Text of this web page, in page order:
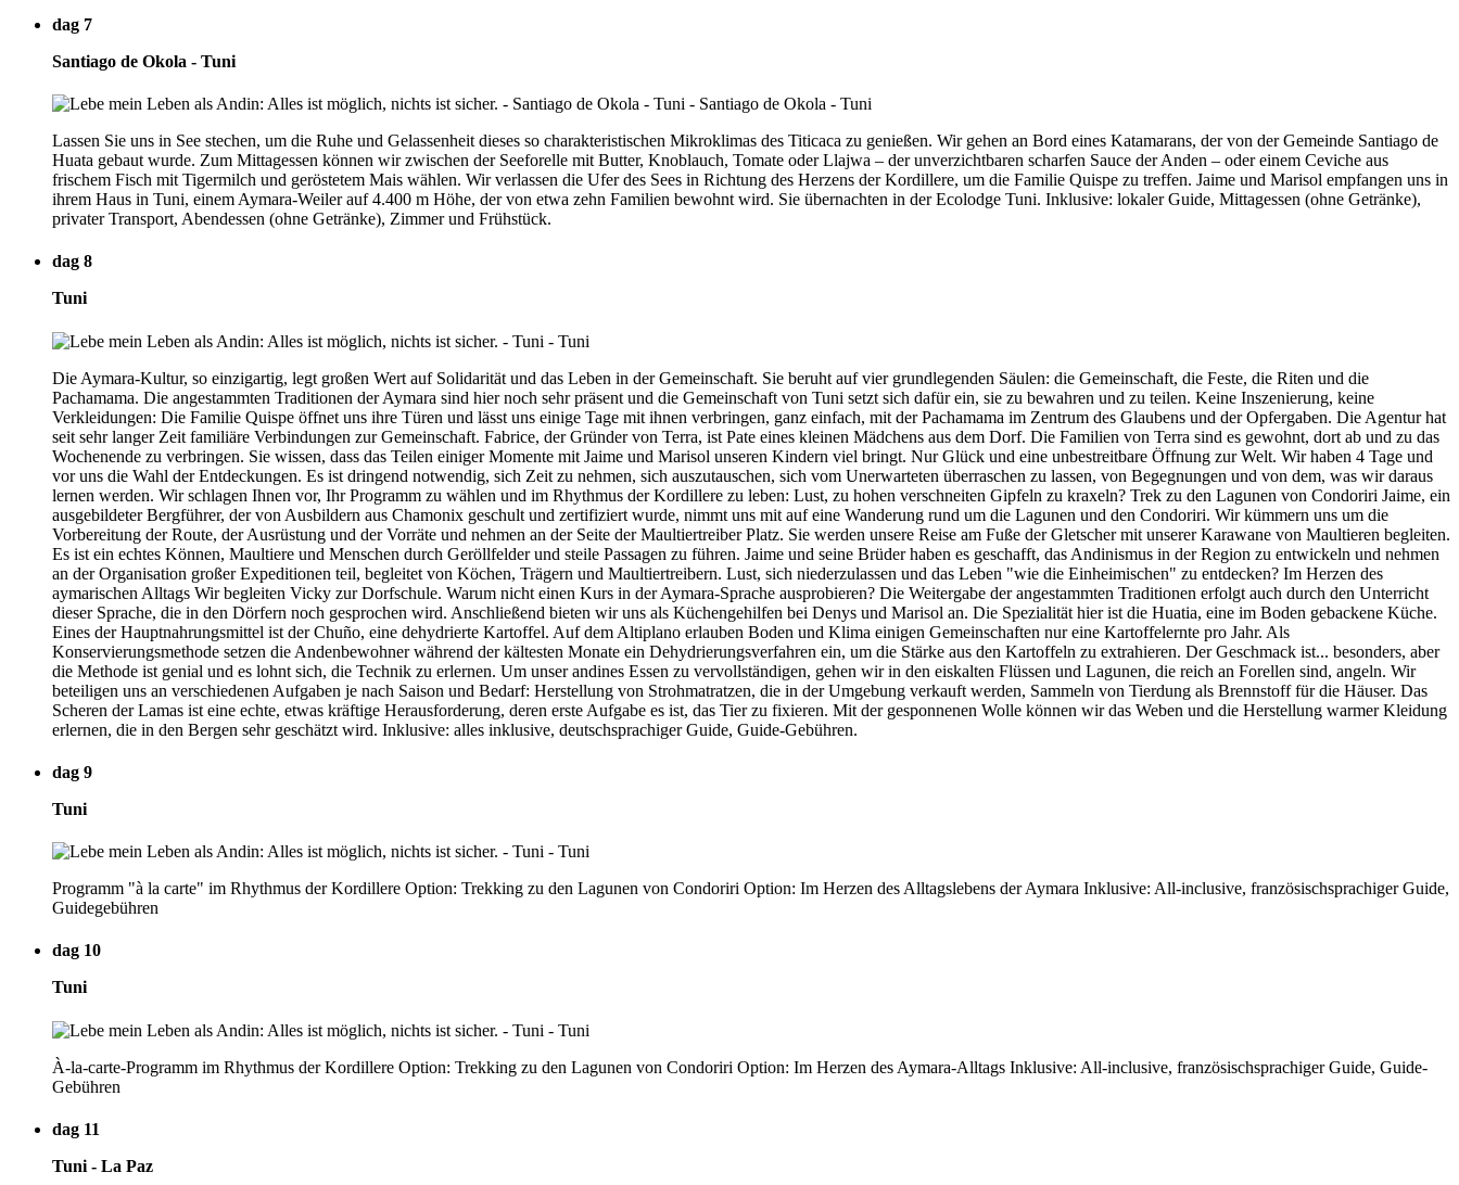
dag 7
Santiago de Okola - Tuni
Lassen Sie uns in See stechen, um die Ruhe und Gelassenheit dieses so charakteristischen Mikroklimas des Titicaca zu genießen. Wir gehen an Bord eines Katamarans, der von der Gemeinde Santiago de
Huata gebaut wurde. Zum Mittagessen können wir zwischen der Seeforelle mit Butter, Knoblauch, Tomate oder Llajwa – der unverzichtbaren scharfen Sauce der Anden – oder einem Ceviche aus
frischem Fisch mit Tigermilch und geröstetem Mais wählen. Wir verlassen die Ufer des Sees in Richtung des Herzens der Kordillere, um die Familie Quispe zu treffen. Jaime und Marisol empfangen uns in
ihrem Haus in Tuni, einem Aymara-Weiler auf 4.400 m Höhe, der von etwa zehn Familien bewohnt wird. Sie übernachten in der Ecolodge Tuni. Inklusive: lokaler Guide, Mittagessen (ohne Getränke),
privater Transport, Abendessen (ohne Getränke), Zimmer und Frühstück.
dag 8
Tuni
Die Aymara-Kultur, so einzigartig, legt großen Wert auf Solidarität und das Leben in der Gemeinschaft. Sie beruht auf vier grundlegenden Säulen: die Gemeinschaft, die Feste, die Riten und die
Pachamama. Die angestammten Traditionen der Aymara sind hier noch sehr präsent und die Gemeinschaft von Tuni setzt sich dafür ein, sie zu bewahren und zu teilen. Keine Inszenierung, keine
Verkleidungen: Die Familie Quispe öffnet uns ihre Türen und lässt uns einige Tage mit ihnen verbringen, ganz einfach, mit der Pachamama im Zentrum des Glaubens und der Opfergaben. Die Agentur hat
seit sehr langer Zeit familiäre Verbindungen zur Gemeinschaft. Fabrice, der Gründer von Terra, ist Pate eines kleinen Mädchens aus dem Dorf. Die Familien von Terra sind es gewohnt, dort ab und zu das
Wochenende zu verbringen. Sie wissen, dass das Teilen einiger Momente mit Jaime und Marisol unseren Kindern viel bringt. Nur Glück und eine unbestreitbare Öffnung zur Welt. Wir haben 4 Tage und
vor uns die Wahl der Entdeckungen. Es ist dringend notwendig, sich Zeit zu nehmen, sich auszutauschen, sich vom Unerwarteten überraschen zu lassen, von Begegnungen und von dem, was wir daraus
lernen werden. Wir schlagen Ihnen vor, Ihr Programm zu wählen und im Rhythmus der Kordillere zu leben: Lust, zu hohen verschneiten Gipfeln zu kraxeln? Trek zu den Lagunen von Condoriri Jaime, ein
ausgebildeter Bergführer, der von Ausbildern aus Chamonix geschult und zertifiziert wurde, nimmt uns mit auf eine Wanderung rund um die Lagunen und den Condoriri. Wir kümmern uns um die
Vorbereitung der Route, der Ausrüstung und der Vorräte und nehmen an der Seite der Maultiertreiber Platz. Sie werden unsere Reise am Fuße der Gletscher mit unserer Karawane von Maultieren begleiten.
Es ist ein echtes Können, Maultiere und Menschen durch Geröllfelder und steile Passagen zu führen. Jaime und seine Brüder haben es geschafft, das Andinismus in der Region zu entwickeln und nehmen
an der Organisation großer Expeditionen teil, begleitet von Köchen, Trägern und Maultiertreibern. Lust, sich niederzulassen und das Leben "wie die Einheimischen" zu entdecken? Im Herzen des
aymarischen Alltags Wir begleiten Vicky zur Dorfschule. Warum nicht einen Kurs in der Aymara-Sprache ausprobieren? Die Weitergabe der angestammten Traditionen erfolgt auch durch den Unterricht
dieser Sprache, die in den Dörfern noch gesprochen wird. Anschließend bieten wir uns als Küchengehilfen bei Denys und Marisol an. Die Spezialität hier ist die Huatia, eine im Boden gebackene Küche.
Eines der Hauptnahrungsmittel ist der Chuño, eine dehydrierte Kartoffel. Auf dem Altiplano erlauben Boden und Klima einigen Gemeinschaften nur eine Kartoffelernte pro Jahr. Als
Konservierungsmethode setzen die Andenbewohner während der kältesten Monate ein Dehydrierungsverfahren ein, um die Stärke aus den Kartoffeln zu extrahieren. Der Geschmack ist... besonders, aber
die Methode ist genial und es lohnt sich, die Technik zu erlernen. Um unser andines Essen zu vervollständigen, gehen wir in den eiskalten Flüssen und Lagunen, die reich an Forellen sind, angeln. Wir
beteiligen uns an verschiedenen Aufgaben je nach Saison und Bedarf: Herstellung von Strohmatratzen, die in der Umgebung verkauft werden, Sammeln von Tierdung als Brennstoff für die Häuser. Das
Scheren der Lamas ist eine echte, etwas kräftige Herausforderung, deren erste Aufgabe es ist, das Tier zu fixieren. Mit der gesponnenen Wolle können wir das Weben und die Herstellung warmer Kleidung
erlernen, die in den Bergen sehr geschätzt wird. Inklusive: alles inklusive, deutschsprachiger Guide, Guide-Gebühren.
dag 9
Tuni
Programm "à la carte" im Rhythmus der Kordillere Option: Trekking zu den Lagunen von Condoriri Option: Im Herzen des Alltagslebens der Aymara Inklusive: All-inclusive, französischsprachiger Guide,
Guidegebühren
dag 10
Tuni
À-la-carte-Programm im Rhythmus der Kordillere Option: Trekking zu den Lagunen von Condoriri Option: Im Herzen des Aymara-Alltags Inklusive: All-inclusive, französischsprachiger Guide, Guide-
Gebühren
dag 11
Tuni - La Paz